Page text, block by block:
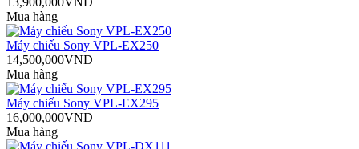
Mua hàng
Máy chiếu Sony VPL-EX250
14,500,000VND
Mua hàng
Máy chiếu Sony VPL-EX295
16,000,000VND
Mua hàng